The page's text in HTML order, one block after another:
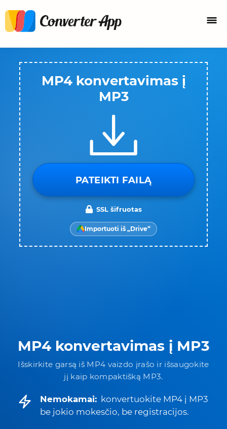
MP4 konvertavimas į MP3
Išskirkite garsą iš MP4 vaizdo įrašo ir išsaugokite
jį kaip kompaktišką MP3.
Nemokamai: konvertuokite MP4 į MP3
be jokio mokesčio, be registracijos.
MP4 konvertavimas į
MP3
PATEIKTI FAILĄ
SSL šifruotas
Importuoti iš „Drive“